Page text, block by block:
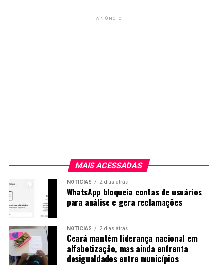
ANÚNCIO
MAIS ACESSADAS
NOTICIAS 2 dias atrás
WhatsApp bloqueia contas de usuários
para análise e gera reclamações
NOTICIAS 2 dias atrás
Ceará mantém liderança nacional em
alfabetização, mas ainda enfrenta
desigualdades entre municípios